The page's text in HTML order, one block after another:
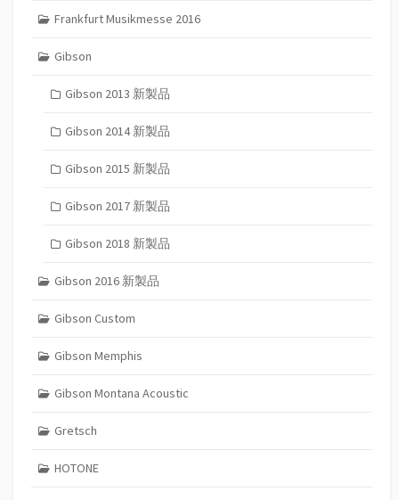
Frankfurt Musikmesse 2016
Gibson
Gibson 2013 新製品
Gibson 2014 新製品
Gibson 2015 新製品
Gibson 2017 新製品
Gibson 2018 新製品
Gibson 2016 新製品
Gibson Custom
Gibson Memphis
Gibson Montana Acoustic
Gretsch
HOTONE